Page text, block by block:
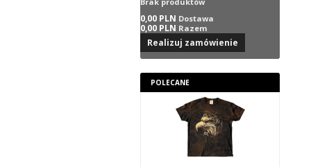
0,00 PLN Dostawa
0,00 PLN Razem
Realizuj zamówienie
POLECANE